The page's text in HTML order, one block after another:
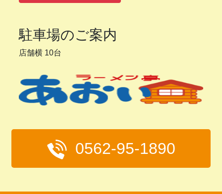
駐車場のご案内
店舗横 10台
0562-95-1890